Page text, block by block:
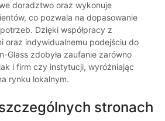
doradztwo oraz wykonuje
co pozwala na dopasowanie
Dzięki współpracy z
oraz indywidualnemu podejściu do
Glass zdobyła zaufanie zarówno
i firm czy instytucji, wyróżniając
rynku lokalnym.
stronach